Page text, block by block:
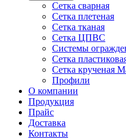
Сетка сварная
Сетка плетеная
Сетка тканая
Сетка ЦПВС
Системы
Сетка
Сетка крученая
Профили
О компании
Продукция
Прайс
Доставка
Контакты